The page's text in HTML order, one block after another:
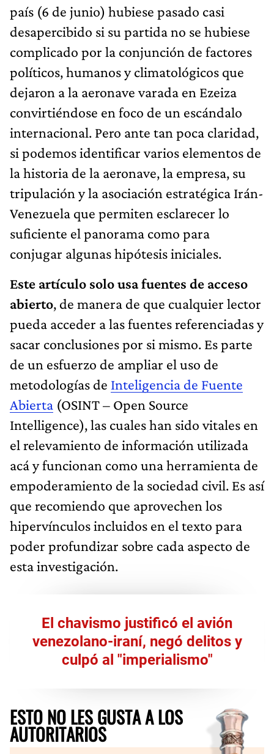
país (6 de junio) hubiese pasado casi
desapercibido si su partida no se hubiese
complicado por la conjunción de factores
políticos, humanos y climatológicos que
dejaron a la aeronave varada en Ezeiza
convirtiéndose en foco de un escándalo
internacional. Pero ante tan poca claridad,
si podemos identificar varios elementos de
la historia de la aeronave, la empresa, su
tripulación y la asociación estratégica Irán-
Venezuela que permiten esclarecer lo
suficiente el panorama como para
conjugar algunas hipótesis iniciales.
Este artículo solo usa fuentes de acceso
abierto, de manera de que cualquier lector
pueda acceder a las fuentes referenciadas y
sacar conclusiones por si mismo. Es parte
de un esfuerzo de ampliar el uso de
metodologías de Inteligencia de Fuente
Abierta (OSINT – Open Source
Intelligence), las cuales han sido vitales en
el relevamiento de información utilizada
acá y funcionan como una herramienta de
empoderamiento de la sociedad civil. Es así
que recomiendo que aprovechen los
hipervínculos incluidos en el texto para
poder profundizar sobre cada aspecto de
esta investigación.
El chavismo justificó el avión
venezolano-iraní, negó delitos y
culpó al "imperialismo"
ESTO NO LES GUSTA A LOS
AUTORITARIOS